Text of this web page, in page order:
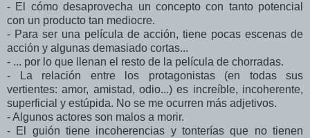
- El cómo desaprovecha un concepto con tanto potencial
con un producto tan mediocre.
- Para ser una película de acción, tiene pocas escenas de
acción y algunas demasiado cortas...
- ... por lo que llenan el resto de la película de chorradas.
- La relación entre los protagonistas (en todas sus
vertientes: amor, amistad, odio...) es increíble, incoherente,
superficial y estúpida. No se me ocurren más adjetivos.
- Algunos actores son malos a morir.
- El guión tiene incoherencias y tonterías que no tienen